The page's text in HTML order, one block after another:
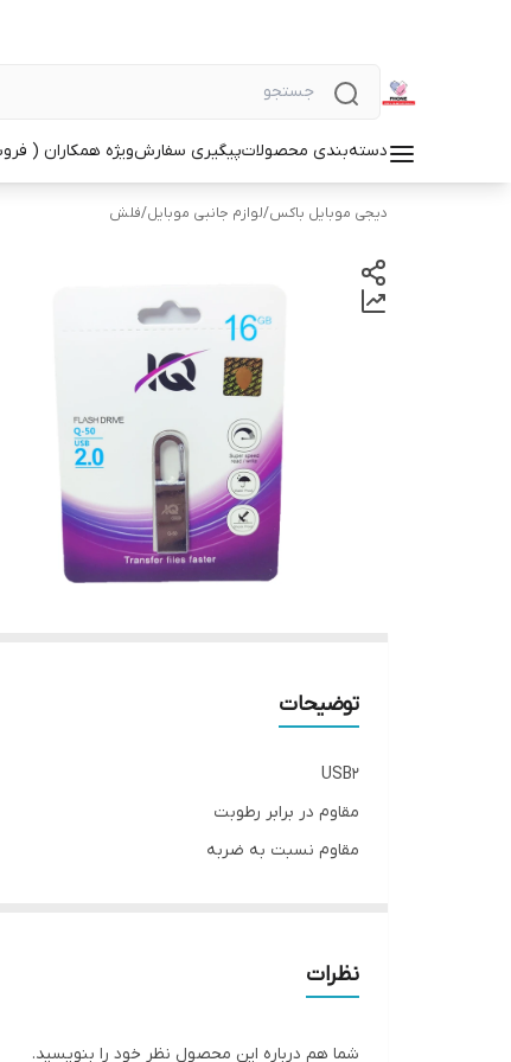
دسته‌بندی محصولاتپیگیری سفارشویژه همکاران (
دیجی موبایل باکس/لوازم جانبی موبایل/فلش
توضیحات
USB2
مقاوم در برابر رطوبت
مقاوم نسبت به ضربه
نظرات
شما هم درباره این محصول نظر خود را بنویسید.